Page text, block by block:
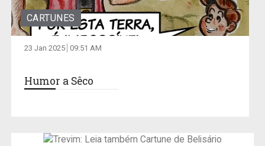
CARTUNES
23 Jan 2025 09:51 AM
Humor a Sêco